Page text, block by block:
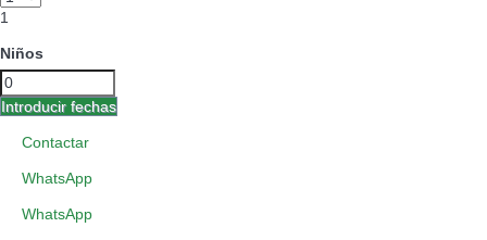
1
Niños
Introducir fechas
Contactar
WhatsApp
WhatsApp